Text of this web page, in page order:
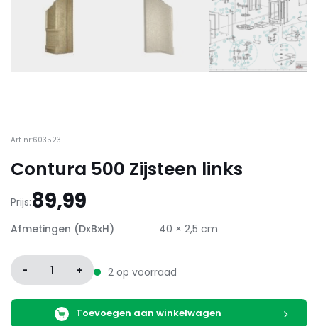
Art nr:603523
Contura 500 Zijsteen links
Prijs:89,99
Afmetingen (DxBxH) 40 × 2,5 cm
- 1 + 2 op voorraad
Toevoegen aan winkelwagen